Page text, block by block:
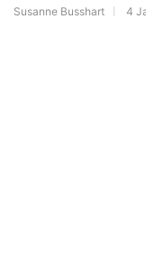
Susanne Busshart 4